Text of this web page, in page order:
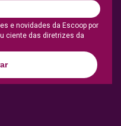
e novidades da Escoop por
ciente das diretrizes da